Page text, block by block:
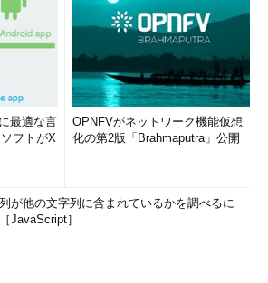
最適な言
フトがX
OPNFVがネットワーク機能仮想
化の第2版「Brahmaputra」公開
が他の文字列に含まれているかを調べるに
JavaScript］